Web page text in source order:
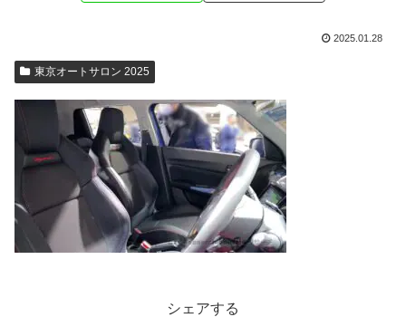
2025.01.28
東京オートサロン 2025
シェアする